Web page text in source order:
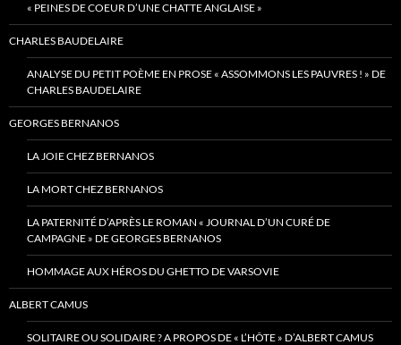
« PEINES DE COEUR D’UNE CHATTE ANGLAISE »
CHARLES BAUDELAIRE
ANALYSE DU PETIT POÈME EN PROSE « ASSOMMONS LES PAUVRES ! » DE
CHARLES BAUDELAIRE
GEORGES BERNANOS
LA JOIE CHEZ BERNANOS
LA MORT CHEZ BERNANOS
LA PATERNITÉ D’APRÈS LE ROMAN « JOURNAL D’UN CURÉ DE
CAMPAGNE » DE GEORGES BERNANOS
HOMMAGE AUX HÉROS DU GHETTO DE VARSOVIE
ALBERT CAMUS
SOLITAIRE OU SOLIDAIRE ? A PROPOS DE « L’HÔTE » D’ALBERT CAMUS